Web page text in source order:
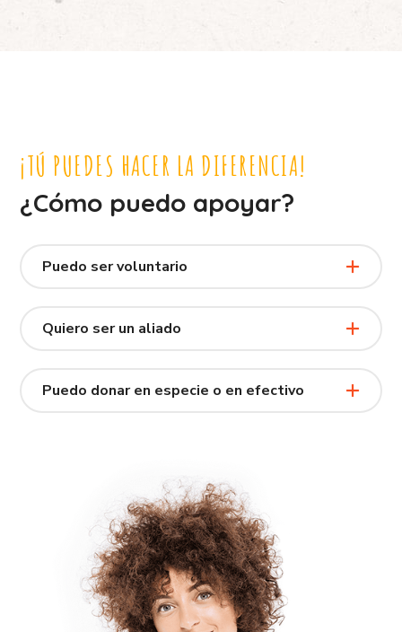
¡TÚ PUEDES HACER LA DIFERENCIA!
¿Cómo puedo apoyar?
Puedo ser voluntario
Quiero ser un aliado
Puedo donar en especie o en efectivo